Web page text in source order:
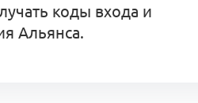
коды входа и
Альянса.